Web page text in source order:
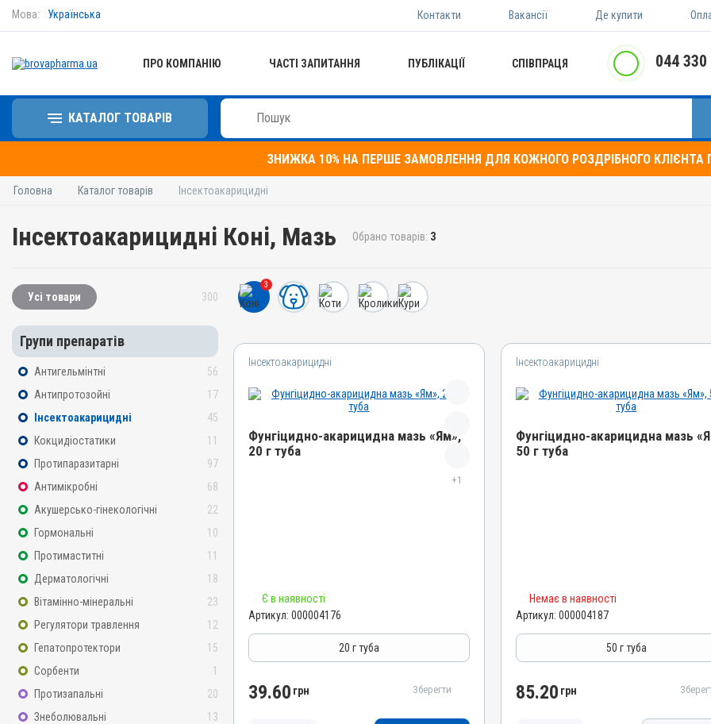
Мова: Українська Контакти Вакансії Де купити
ПРО КОМПАНІЮ ЧАСТІ ЗАПИТАННЯ ПУБЛІКАЦІЇ СПІВПРАЦЯ 044
КАТАЛОГ ТОВАРІВ
ЗНИЖКА 10% НА ПЕРШЕ ЗАМОВЛЕННЯ ДЛЯ КОЖНОГО РОЗДРІБНОГО КЛІЄНТА
Головна Каталог товарів Інсектоакарицидні
Інсектоакарицидні Коні, Мазь Обрано товарів: 3
Усі товари 300
Групи препаратів
Антигельмінтні
56
Антипротозойні
17
Інсектоакарицидні
45
Кокцидіостатики
11
Протипаразитарні
97
Антимікробні
68
Акушерсько-гінекологічні
22
Гормональні
10
Протимаститні
11
Дерматологічні
18
Вітамінно-мінеральні
23
Регулятори травлення
12
Гепатопротектори
15
Сорбенти
1
Протизапальні
20
Знеболювальні
13
3
Інсектоакарицидні
Фунгіцидно-акарицидна мазь «Ям»,
20 г туба
+1
Номер РП
AB-01068-01-10
Групи препаратів
Інсектоакарицидні, Протипаразитарні,
Лікарська форма
Є в наявності
Артикул: 000004176
20 г туба
39.60 грн Зберегти
Інсектоакарицидні
Фунгіцидно-акарицидна мазь
50 г туба
Номер РП
AB-01068-01-10
Групи препаратів
Інсектоакарицидні, Протипаразитарні,
Лікарська форма
Немає в наявності
Артикул: 000004187
50 г туба
85.20 грн